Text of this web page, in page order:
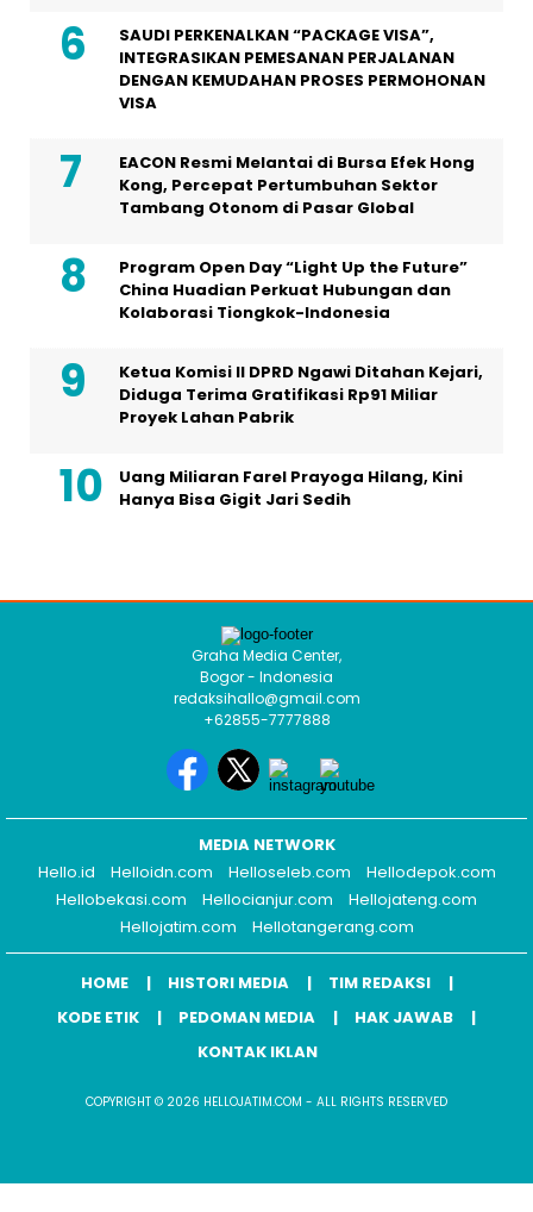
SAUDI PERKENALKAN “PACKAGE VISA”,
INTEGRASIKAN PEMESANAN PERJALANAN
DENGAN KEMUDAHAN PROSES PERMOHONAN
VISA
EACON Resmi Melantai di Bursa Efek Hong
Kong, Percepat Pertumbuhan Sektor
Tambang Otonom di Pasar Global
Program Open Day “Light Up the Future”
China Huadian Perkuat Hubungan dan
Kolaborasi Tiongkok-Indonesia
Ketua Komisi II DPRD Ngawi Ditahan Kejari,
Diduga Terima Gratifikasi Rp91 Miliar
Proyek Lahan Pabrik
Uang Miliaran Farel Prayoga Hilang, Kini
Hanya Bisa Gigit Jari Sedih
Graha Media Center,
Bogor - Indonesia
redaksihallo@gmail.com
+62855-7777888
MEDIA NETWORK
Hello.id
Helloidn.com Helloseleb.com
Hellodepok.com
Hellobekasi.com
Hellocianjur.com
Hellojateng.com
Hellojatim.com
Hellotangerang.com
HOME HISTORI MEDIA
TIM REDAKSI
KODE ETIK
PEDOMAN MEDIA
HAK JAWAB
KONTAK IKLAN
COPYRIGHT © 2026 HELLOJATIM.COM - ALL RIGHTS RESERVED